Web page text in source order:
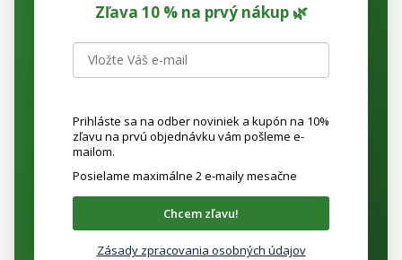
y
v
p
s
u
Zľava 10 % na prvý nákup 🌿
Prihláste sa na odber noviniek a kupón na 10%
zľavu na prvú objednávku vám pošleme e-
mailom.
Posielame maximálne 2 e-maily mesačne
Chcem zľavu!
Zásady zpracovania osobných údajov